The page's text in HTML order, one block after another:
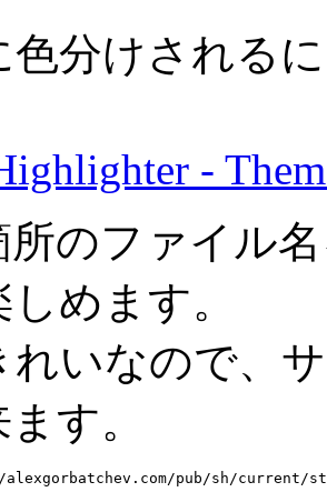
色分けされる
-
所のファイル
めます。
れいなので、
す。
pub/sh/current/